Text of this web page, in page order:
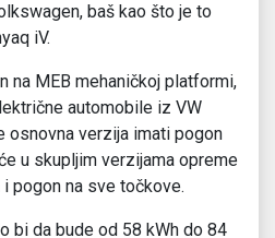
baš kao što je to
iV.
na MEB mehaničkoj platformi,
automobile iz VW
osnovna verzija imati pogon
u skupljim verzijama opreme
pogon na sve točkove.
bi da bude od 58 kWh do 84